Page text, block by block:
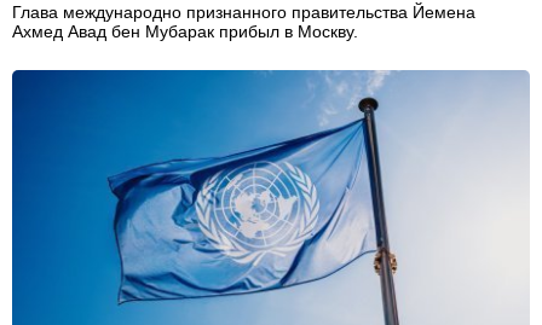
Глава международно признанного правительства Йемена
Ахмед Авад бен Мубарак прибыл в Москву.